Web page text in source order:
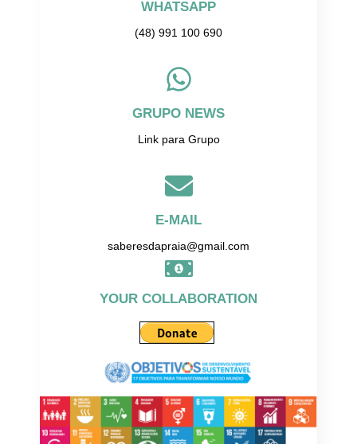
WHATSAPP
(48) 991 100 690
GRUPO NEWS
Link para Grupo
E-MAIL
saberesdapraia@gmail.com
YOUR COLLABORATION